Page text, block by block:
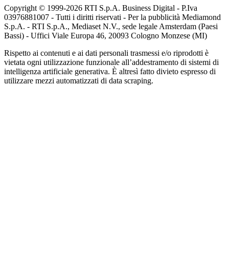
Copyright © 1999-2026 RTI S.p.A. Business Digital - P.Iva
03976881007 - Tutti i diritti riservati - Per la pubblicità Mediamond
S.p.A. - RTI S.p.A., Mediaset N.V., sede legale Amsterdam (Paesi
Bassi) - Uffici Viale Europa 46, 20093 Cologno Monzese (MI)
Rispetto ai contenuti e ai dati personali trasmessi e/o riprodotti è
vietata ogni utilizzazione funzionale all’addestramento di sistemi di
intelligenza artificiale generativa. È altresì fatto divieto espresso di
utilizzare mezzi automatizzati di data scraping.